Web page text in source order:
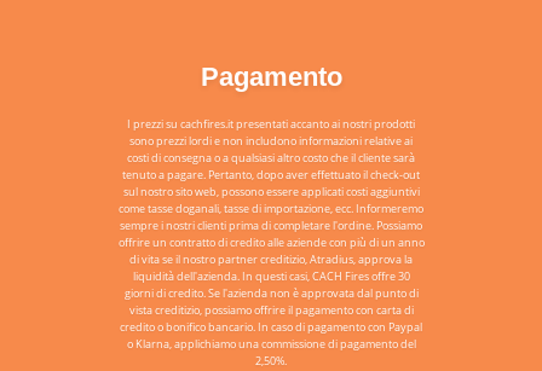
Pagamento
I prezzi su cachfires.it presentati accanto ai nostri prodotti
sono prezzi lordi e non includono informazioni relative ai
costi di consegna o a qualsiasi altro costo che il cliente sarà
tenuto a pagare. Pertanto, dopo aver effettuato il check-out
sul nostro sito web, possono essere applicati costi aggiuntivi
come tasse doganali, tasse di importazione, ecc. Informeremo
sempre i nostri clienti prima di completare l'ordine. Possiamo
offrire un contratto di credito alle aziende con più di un anno
di vita se il nostro partner creditizio, Atradius, approva la
liquidità dell'azienda. In questi casi, CACH Fires offre 30
giorni di credito. Se l'azienda non è approvata dal punto di
vista creditizio, possiamo offrire il pagamento con carta di
credito o bonifico bancario. In caso di pagamento con Paypal
o Klarna, applichiamo una commissione di pagamento del
2,50%.